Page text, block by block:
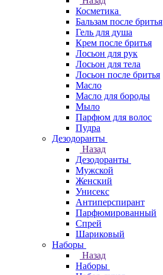
Косметика
Бальзам после бритья
Гель для душа
Крем после бритья
Лосьон для рук
Лосьон для тела
Лосьон после бритья
Масло
Масло для бороды
Мыло
Парфюм для волос
Пудра
Дезодоранты
Назад
Дезодоранты
Мужской
Женский
Унисекс
Антиперспирант
Парфюмированный
Спрей
Шариковый
Наборы
Назад
Наборы